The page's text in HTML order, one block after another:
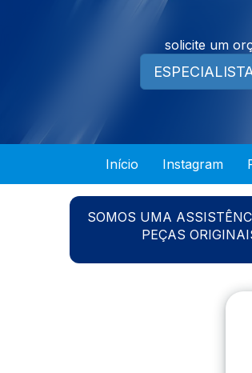
solicite um
Início Instagram
SOMOS UMA
PEÇAS